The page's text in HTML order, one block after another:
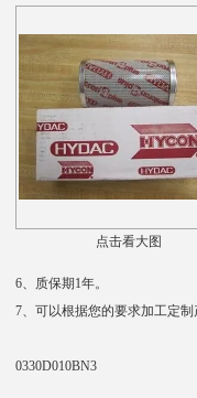
点击看大图
6、质保期1年。
7、可以根据您的要求加工定制
0330D010BN3